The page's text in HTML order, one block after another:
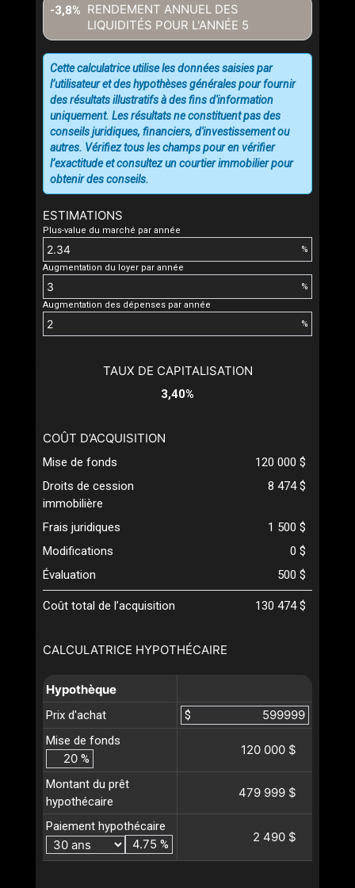
RENDEMENT ANNUEL DES
LIQUIDITÉS POUR L'ANNÉE 5
-3,8%
ESTIMATIONS
Plus-value du marché par année
%
Augmentation du loyer par année
%
Augmentation des dépenses par année
%
Cette calculatrice utilise les données saisies par
l’utilisateur et des hypothèses générales pour fournir
des résultats illustratifs à des fins d'information
uniquement. Les résultats ne constituent pas des
conseils juridiques, financiers, d'investissement ou
autres. Vérifiez tous les champs pour en vérifier
l’exactitude et consultez un courtier immobilier pour
obtenir des conseils.
CALCULATRICE HYPOTHÉCAIRE
Hypothèque
Prix d'achat
$
Mise de fonds
%
120 000 $
Montant du prêt
hypothécaire
479 999 $
Paiement hypothécaire
%
2 490 $
TAUX DE CAPITALISATION
3,40%
COÛT D’ACQUISITION
Mise de fonds
120 000 $
Droits de cession
immobilière
8 474 $
Frais juridiques
1 500 $
Modifications
0 $
Évaluation
500 $
Coût total de l’acquisition 130 474 $